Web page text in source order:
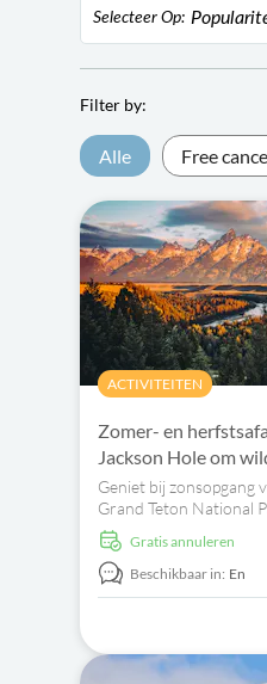
Selecteer Op:
Laagste prijs
Hoogste prijs
Filter by:
Alle Free
ACTIVITEITEN
Zomer- en
Jackson Hole om
Geniet bij zonsopgang
Grand Teton National
durende wildsafari en
zwarte beren, elanden
leefomgeving.
Gratis annuleren
Beschikbaar in: En